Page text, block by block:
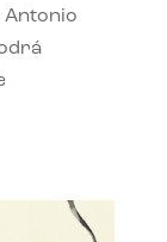
Antonio